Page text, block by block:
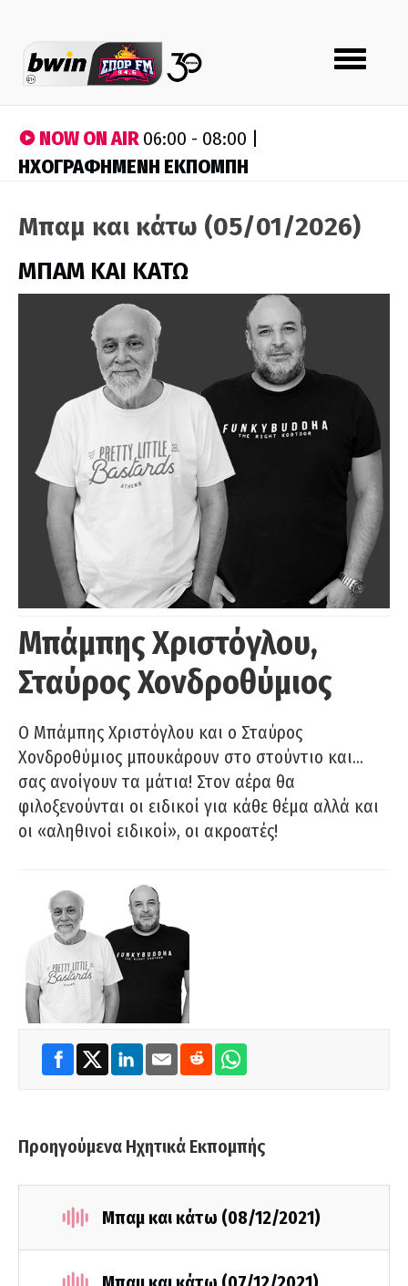
Toggle
navigation
NOW ON AIR06:00 - 08:00 |
ΗΧΟΓΡΑΦΗΜΕΝΗ ΕΚΠΟΜΠΗ
Μπαμ και κάτω (05/01/2026)
ΜΠΑΜ ΚΑΙ ΚΑΤΩ
Μπάμπης Χριστόγλου,
Σταύρος Χονδροθύμιος
O Μπάμπης Χριστόγλου και ο Σταύρος
Χονδροθύμιος μπουκάρουν στο στούντιο και…
σας ανοίγουν τα μάτια! Στον αέρα θα
φιλοξενούνται οι ειδικοί για κάθε θέμα αλλά και
οι «αληθινοί ειδικοί», οι ακροατές!
Προηγούμενα Ηχητικά Εκπομπής
Μπαμ και κάτω (08/12/2021)